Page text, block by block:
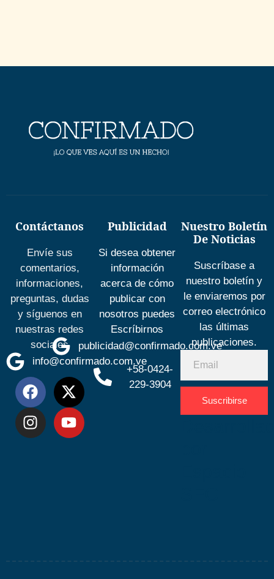
Contáctanos
Envíe sus
comentarios,
informaciones,
preguntas, dudas
y síguenos en
nuestras redes
sociales
info@confirmado.com.ve
Publicidad
Si desea obtener
información
acerca de cómo
publicar con
nosotros puedes
Escríbirnos
publicidad@confirmado.com.ve
+58-0424-
229-3904
Nuestro Boletín
De Noticias
Suscríbase a
nuestro boletín y
le enviaremos por
correo electrónico
las últimas
publicaciones.
Suscribirse